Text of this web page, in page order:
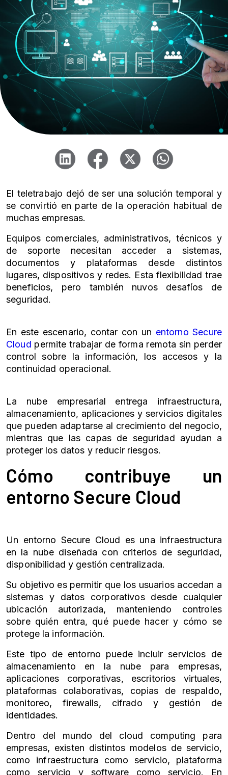
El teletrabajo dejó de ser una solución temporal y
se convirtió en parte de la operación habitual de
muchas empresas.
Equipos comerciales, administrativos, técnicos y
de soporte necesitan acceder a sistemas,
documentos y plataformas desde distintos
lugares, dispositivos y redes. Esta flexibilidad trae
beneficios, pero también nuvos desafíos de
seguridad.
En este escenario, contar con un entorno Secure
Cloud permite trabajar de forma remota sin perder
control sobre la información, los accesos y la
continuidad operacional.
La nube empresarial entrega infraestructura,
almacenamiento, aplicaciones y servicios digitales
que pueden adaptarse al crecimiento del negocio,
mientras que las capas de seguridad ayudan a
proteger los datos y reducir riesgos.
Cómo contribuye un
entorno Secure Cloud
Un entorno Secure Cloud es una infraestructura
en la nube diseñada con criterios de seguridad,
disponibilidad y gestión centralizada.
Su objetivo es permitir que los usuarios accedan a
sistemas y datos corporativos desde cualquier
ubicación autorizada, manteniendo controles
sobre quién entra, qué puede hacer y cómo se
protege la información.
Este tipo de entorno puede incluir servicios de
almacenamiento en la nube para empresas,
aplicaciones corporativas, escritorios virtuales,
plataformas colaborativas, copias de respaldo,
monitoreo, firewalls, cifrado y gestión de
identidades.
Dentro del mundo del cloud computing para
empresas, existen distintos modelos de servicio,
como infraestructura como servicio, plataforma
como servicio y software como servicio. En